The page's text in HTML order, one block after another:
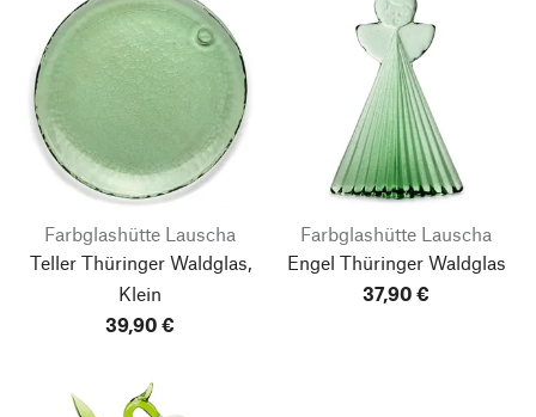
Farbglashütte Lauscha
Teller Thüringer Waldglas,
Klein
39,90 €
Farbglashütte Lauscha
Engel Thüringer Waldglas
37,90 €